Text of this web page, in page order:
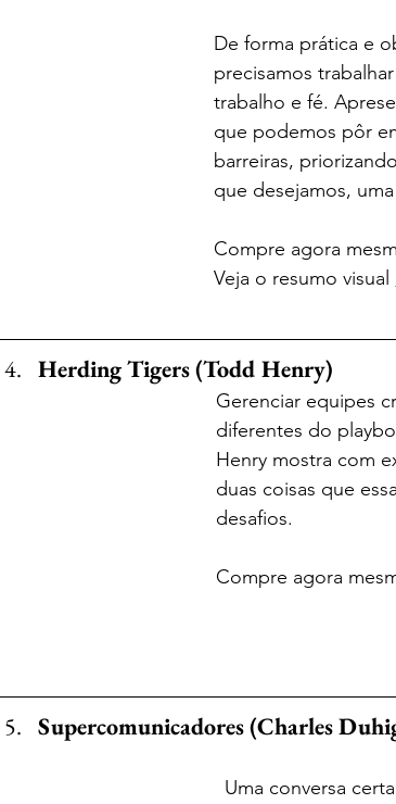
De forma prática e
precisamos
trabalho e fé.
que podemos pôr
barreiras,
que desejamos,
Compre agora
Veja o resumo visual
Herding Tigers (Todd Henry)
Gerenciar equipes
diferentes do
Henry mostra com
duas coisas que
desafios.
Compre agora
Supercomunicadores (Charles
Uma conversa